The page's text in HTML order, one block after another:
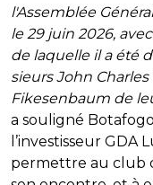
l'Assemblée
le 29 juin 2026,
de laquelle il a été
sieurs John
Fikesenbaum de
a souligné
l’investisseur GDA
permettre au club